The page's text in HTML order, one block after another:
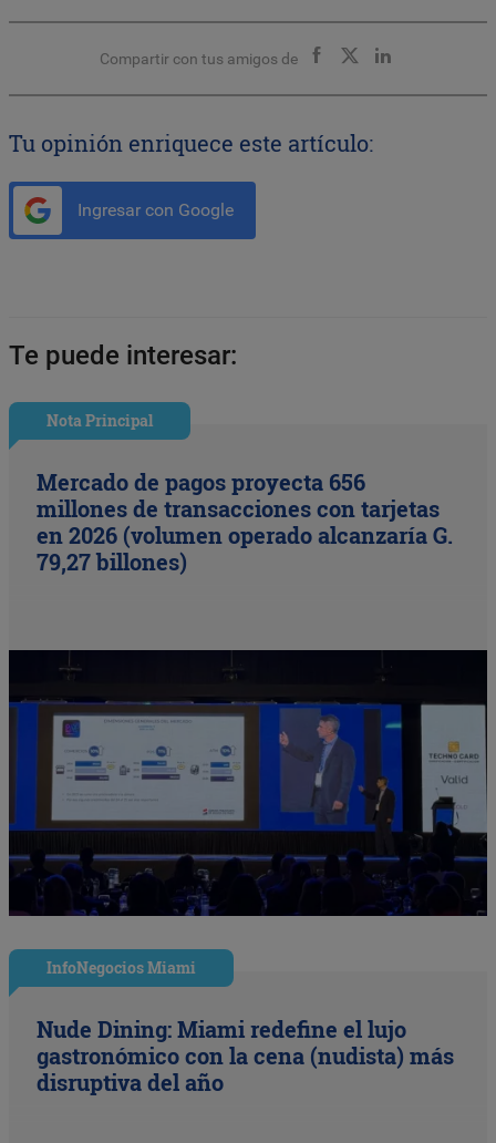
Compartir con tus amigos de
Tu opinión enriquece este artículo:
Ingresar con Google
Te puede interesar:
Nota Principal
Mercado de pagos proyecta 656
millones de transacciones con tarjetas
en 2026 (volumen operado alcanzaría G.
79,27 billones)
InfoNegocios Miami
Nude Dining: Miami redefine el lujo
gastronómico con la cena (nudista) más
disruptiva del año